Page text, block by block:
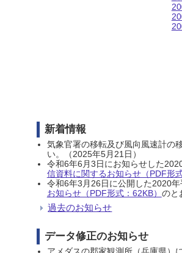
新着情報
気象官署の移転及び風向風速計の
い。（2025年5月21日）
令和6年6月3日にお知らせした
信資料に関するお知らせ（PDF形
令和6年3月26日に公開した2020
お知らせ（PDF形式：62KB） のと
過去のお知らせ
データ修正のお知らせ
アメダスの郡家観測所（兵庫県）